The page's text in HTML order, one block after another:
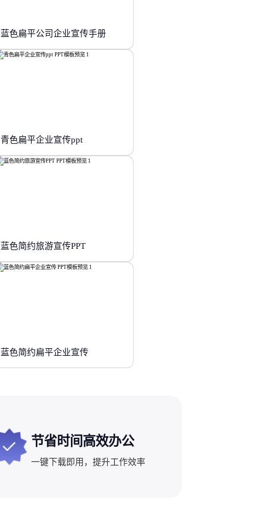
蓝色扁平公司企业宣传手册
青色扁平企业宣传ppt
蓝色简约旅游宣传PPT
蓝色简约扁平企业宣传
节省时间高效办公
一键下载即用，提升工作效率